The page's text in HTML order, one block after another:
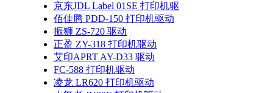
京东JDL Label 01SE 打印机驱
佰佳腾 PDD-150 打印机驱动
振狮 ZS-720 驱动
正盈 ZY-318 打印机驱动
艾印APRT AY-D33 驱动
FC-588 打印机驱动
凌龙 LR620 打印机驱动